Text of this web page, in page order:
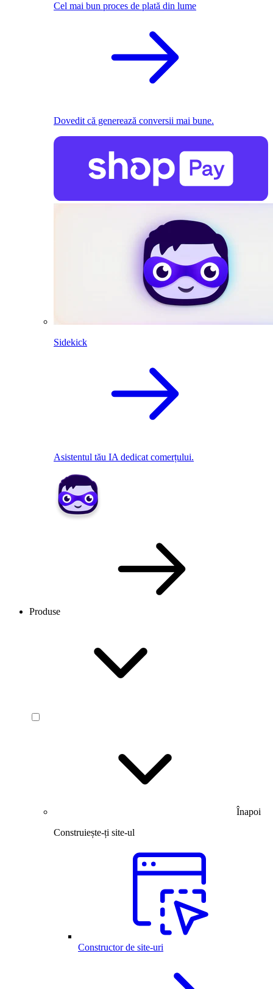
Cel mai bun proces de plată din lume
Dovedit că generează conversii mai bune.
Sidekick
Asistentul tău IA dedicat comerțului.
Produse
Înapoi
Construiește-ți site-ul
Constructor de site-uri